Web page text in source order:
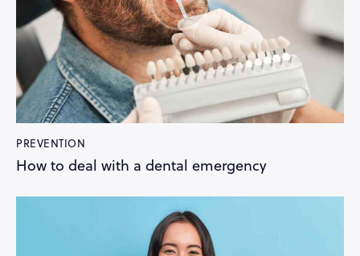
PREVENTION
How to deal with a dental emergency